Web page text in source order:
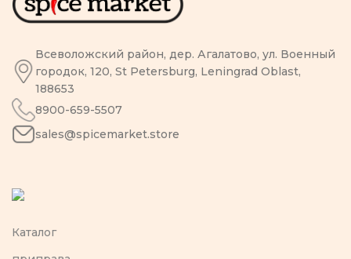
Всеволожский район, дер. Агалатово, ул. Военный
городок, 120, St Petersburg, Leningrad Oblast,
188653
8900-659-5507
sales@spicemarket.store
Каталог